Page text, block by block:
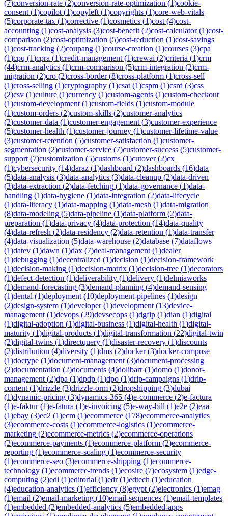
(7)conversion-rate (2)conversion-rate-optimization (1)cookie-
consent (1)copilot (1)copyleft (1)copyrights (1)core-web-vitals
(5)corporate-tax (1)corrective (1)cosmetics (1)cost (4)cost-
accounting (1)cost-analysis (3)cost-benefit (2)cost-calculator(1)cost-
comparison (2)cost-optimization (5)cost-reduction (1)cost-savings
(1)cost-tracking (2)coupang (1)course-creation (1)courses (3)cpa
(1)cpq (1)cpra (1)credit-management (1)crewai (2)criteria (1)crm
(44)crm-analytics (1)crm-comparison (5)crm-integration (2)crm-
migration (2)cro (2)cross-border(8)cross-platform (1)cross-sell
(1)cross-selling (1)cryptography (1)csat (1)cspm (1)csrd (3)css
(2)csv (1)culture (1)currency (1)custom-agents (1)custom-checkout
(1)custom-development (1)custom-fields (1)custom-module
(1)custom-orders (2)custom-skills (2)customer-analytics
(2)customer-data (1)customer-engagement (3)customer-experience
(5)customer-health (1)customer-journey (1)customer-lifetime-value
(3)customer-retention (5)customer-satisfaction (1)customer-
segmentation (2)customer-service (7)customer-success (5)customer-
support (7)customization (5)customs (1)cutover(2)cx
(1)cybersecurity (14)daraz (1)dashboard (2)dashboards (16)data
(5)data-analysis (3)data-analytics (3)data-cleanup (2)data-driven
(3)data-extraction (2)data-fetching (1)data-governance (1)data-
handling (1)data-hygiene (1)data-integration (2)data-lifecycle
(1)data-literacy (1)data-mapping (1)data-mesh (1)data-migration
(8)data-modeling (5)data-pipeline (1)data-platform (2)data-
preparation (1)data-privacy (4)data-protection (14)data-quality
(4)data-refresh (2)data-residency (2)data-retention (1)data-transfer
(4)data-visualization (5)data-warehouse (2)database (7)dataflows
(1)datev (1)dawn (1)dax (7)deal-management (1)dealer
(1)debugging (1)decentralized (1)decision (1)decision-framework
(1)decision-making (1)decision-matrix (1)decision-tree (1)decorators
(1)defect-detection (1)deliverability (1)delivery (1)delmiaworks
(1)demand-forecasting (3)demand-planning (4)demand-sensing
(1)dental (1)deployment (10)deployment-pipelines (1)design
(2)design-system (1)developer(1)development (13)device-
management (1)devops (29)devsecops (1)dgfip (1)dian (1)digital
(1)digital-adoption (1)digital-business (1)digital-health (1)digital-
maturity (1)digital-products (1)digital-transformation (22)digital-twin
(2)digital-twins (1)directquery (1)disaster-recovery (1)discounts
(2)distribution (4)diversity (1)dms (2)docker(3)docker-compose
(1)doctype (1)document-management (3)document-processing
(2)documentation (2)documents (4)dolibarr(1)domo (1)donor-
management (2)dpa (1)dpdp (1)dpo (1)drip-campaigns (1)drip-
content (1)drizzle (3)drizzle-orm (2)dropshipping (3)dubai
(1)dynamic-pricing (3)dynamics-365 (4)e-commerce (2)e-factura
(1)e-faktur(1)e-fatura (1)e-invoicing (5)e-way-bill (1)e2e (2)eaa
(1)ebay (3)ec2 (1)ecm (1)ecommerce (178)ecommerce-analytics
(3)ecommerce-costs (1)ecommerce-logistics (1)ecommerce-
marketing (2)ecommerce-metrics (2)ecommerce-operations
(2)ecommerce-payments (1)ecommerce-platform (2)ecommerce-
reporting (1)ecommerce-scaling (1)ecommerce-security
(1)ecommerce-seo (3)ecommerce-shipping (1)ecommerce-
technology (1)ecommerce-trends (1)ecosire (7)ecosystem (1)edge-
computing (2)edi (1)editorial (1)edr(1)edtech (1)education
(4)education-analytics (1)efficiency (8)egypt (2)electronics (1)emag
(1)email (2)email-marketing (10)email-sequences (1)email-templates
(1)embedded (2)embedded-analytics (5)embedded-apps